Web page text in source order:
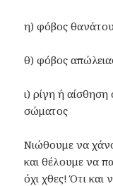
η) φόβος θανάτου
θ) φόβος
ι) ρίγη ή αίσθηση
σώματος
Νιώθουμε να
και θέλουμε να
όχι χθες! Ότι και